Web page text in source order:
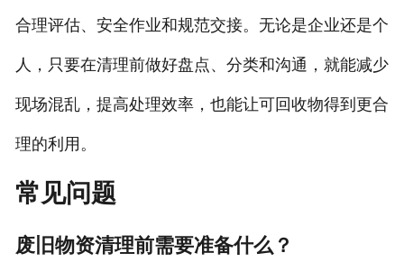
合理评估、安全作业和规范交接。无论是企业还是个
人，只要在清理前做好盘点、分类和沟通，就能减少
现场混乱，提高处理效率，也能让可回收物得到更合
理的利用。
常见问题
废旧物资清理前需要准备什么？